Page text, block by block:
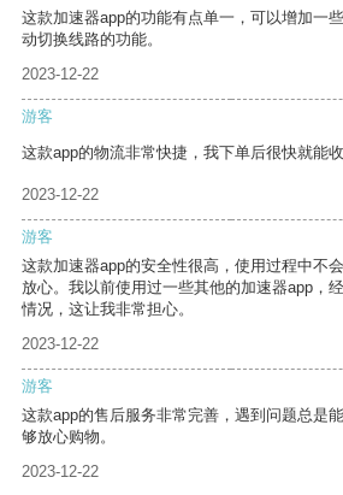
这款加速器app的功能有点单一，可以增加一
动切换线路的功能。
2023-12-22
游客
这款app的物流非常快捷，我下单后很快就能收
2023-12-22
游客
这款加速器app的安全性很高，使用过程中不
放心。我以前使用过一些其他的加速器app，
情况，这让我非常担心。
2023-12-22
游客
这款app的售后服务非常完善，遇到问题总是
够放心购物。
2023-12-22